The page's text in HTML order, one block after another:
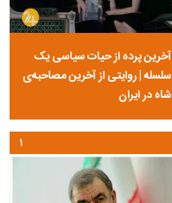
آخرین پرده از حیات سیاسی یک
سلسله | روایتی از آخرین مصاحبه‌ی
شاه در ایران
۱